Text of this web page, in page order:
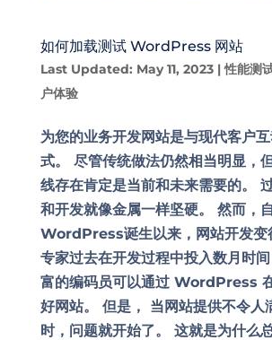
如何加载测试 WordPress 网站
Last Updated: May 11, 2023|性能测
户体验
为您的业务开发网站是与现代客户
式。 尽管传统做法仍然相当明显，
线存在肯定是当前和未来需要的。
和开发就像金属一样坚硬。 然而，
WordPress诞生以来，网站开发变
专家过去在开发过程中投入数月时
富的编码员可以通过 WordPress
好网站。 但是， 当网站提供不令人
时，问题就开始了。 这就是为什么